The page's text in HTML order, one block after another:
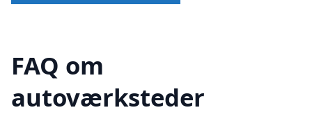
FAQ om
autoværksteder